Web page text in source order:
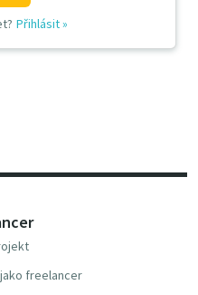
Přihlásit»
freelancer